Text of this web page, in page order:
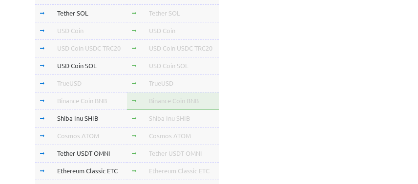
Tether SOL Tether SOL
USD Coin USD Coin
USD Coin USDC TRC20 USD Coin USDC TRC20
USD Coin SOL USD Coin SOL
TrueUSD TrueUSD
Binance Coin BNB Binance Coin BNB
Shiba Inu SHIB Shiba Inu SHIB
Cosmos ATOM Cosmos ATOM
Tether USDT OMNI Tether USDT OMNI
Ethereum Classic ETC Ethereum Classic ETC